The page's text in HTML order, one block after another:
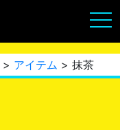
> アイテム > 抹茶